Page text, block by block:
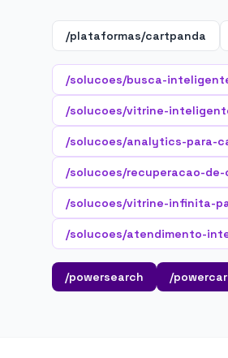
/plataformas/cartpanda
/solucoes/busca-
/solucoes/vitrine-
/solucoes/analytics-para-
/solucoes/recuperacao-de-
/solucoes/vitrine-infinita-
/solucoes/atendimento-
/powersearch /